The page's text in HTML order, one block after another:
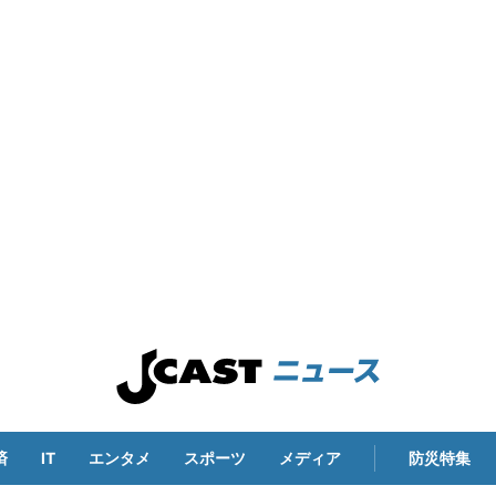
IT エンタメ スポーツ メディア 防災特集